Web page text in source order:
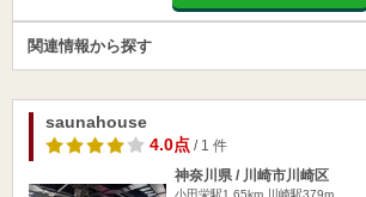
関連情報から探す
saunahouse
4.0点/ 1 件
神奈川県 / 川崎市川崎区
小田栄駅1.65km
川崎駅379m